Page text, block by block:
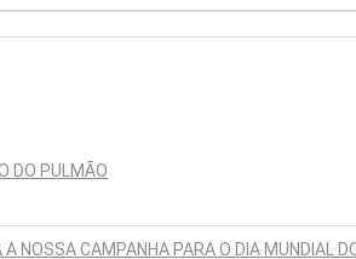
DO PULMÃO
NOSSA CAMPANHA PARA O DIA MUNDIAL